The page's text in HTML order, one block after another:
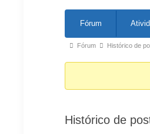
Fórum
Fórum Histórico de
Histórico de